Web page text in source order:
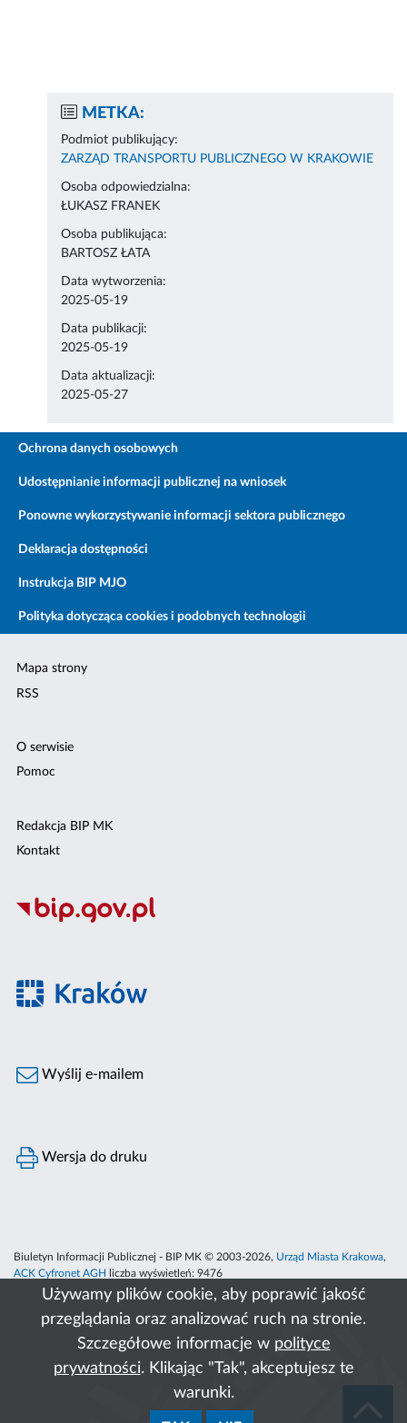
Używamy plików cookie, aby poprawić jakość
przeglądania oraz analizować ruch na stronie.
Szczegółowe informacje w polityce
prywatności. Klikając "Tak", akceptujesz te
warunki.
METKA:
Podmiot publikujący:
ZARZĄD TRANSPORTU PUBLICZNEGO W KRAKOWIE
Osoba odpowiedzialna:
ŁUKASZ FRANEK
Osoba publikująca:
BARTOSZ ŁATA
Data wytworzenia:
2025-05-19
Data publikacji:
2025-05-19
Data aktualizacji:
2025-05-27
Ochrona danych osobowych
Udostępnianie informacji publicznej na wniosek
Ponowne wykorzystywanie informacji sektora publicznego
Deklaracja dostępności
Instrukcja BIP MJO
Polityka dotycząca cookies i podobnych technologii
Mapa strony
RSS
O serwisie
Pomoc
Redakcja BIP MK
Kontakt
Wyślij e-mailem
Wersja do druku
Biuletyn Informacji Publicznej - BIP MK © 2003-2026, Urząd Miasta Krakowa,
ACK Cyfronet AGH
liczba wyświetleń: 9476